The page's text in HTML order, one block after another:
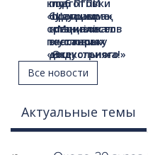
клуб ПГПИ
«Шамшырақ»
организовал
постановку
«Әке
подготовки
будущих
специалистов
в условиях
дошкольного
образования»
по
программе
«Мəңгілік ел
жастары-
индустрияға!»
приняли
«Аламан»
Все новости
Актуальные темы